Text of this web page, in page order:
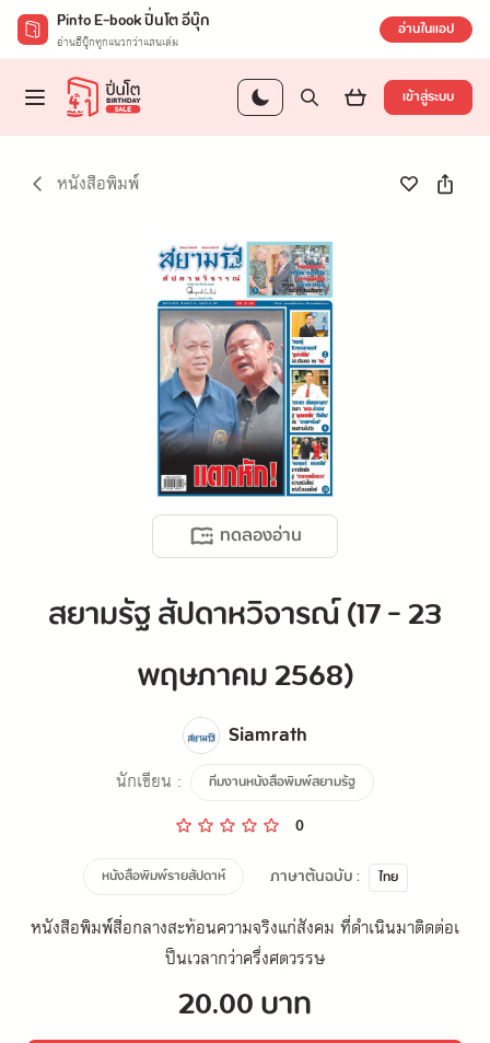
Pinto E-book ปิ่นโต อีบุ๊ก
อ่านอีบุ๊กทุกแนวกว่าแสนเล่ม อ่านในแอป
เข้าสู่ระบบ
หนังสือพิมพ์
ทดลองอ่าน
สยามรัฐ สัปดาหวิจารณ์ (17 - 23
พฤษภาคม 2568)
Siamrath
นักเขียน : ทีมงานหนังสือพิมพ์สยามรัฐ
0
หนังสือพิมพ์รายสัปดาห์ ภาษาต้นฉบับ : ไทย
หนังสือพิมพ์สื่อกลางสะท้อนความจริงแก่สังคม ที่ดำเนินมาติดต่อเ
ป็นเวลากว่าครึ่งศตวรรษ
20.00 บาท